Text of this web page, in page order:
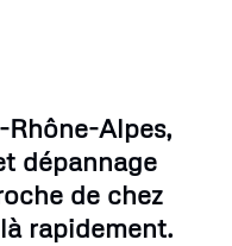
Alpes,
dépannage
de chez
rapidement.